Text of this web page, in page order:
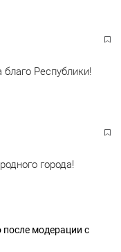
Республики!
города!
модерации с